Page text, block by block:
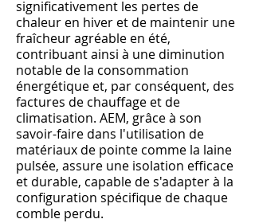
significativement les pertes de
chaleur en hiver et de maintenir une
fraîcheur agréable en été,
contribuant ainsi à une diminution
notable de la consommation
énergétique et, par conséquent, des
factures de chauffage et de
climatisation. AEM, grâce à son
savoir-faire dans l'utilisation de
matériaux de pointe comme la laine
pulsée, assure une isolation efficace
et durable, capable de s'adapter à la
configuration spécifique de chaque
comble perdu.